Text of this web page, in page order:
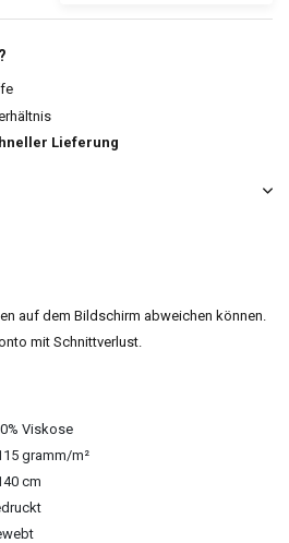
Lieferung
auf dem Bildschirm abweichen können.
mit Schnittverlust.
Viskose
gramm/m²
cm